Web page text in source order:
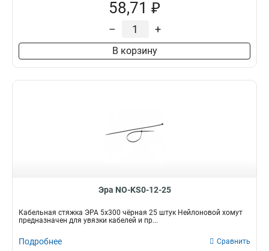
58,71 ₽
– +
В корзину
Эра NO-KS0-12-25
Кабельная стяжка ЭРА 5x300 чёрная 25 штук Нейлоновой хомут
предназначен для увязки кабелей и пр...
Подробнее Сравнить